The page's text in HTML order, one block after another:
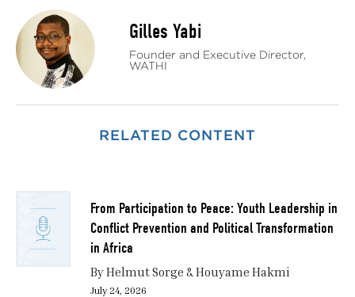
Gilles Yabi
Founder and Executive Director,
WATHI
RELATED CONTENT
From Participation to Peace: Youth Leadership in
Conflict Prevention and Political Transformation
in Africa
By Helmut Sorge & Houyame Hakmi
July 24, 2026